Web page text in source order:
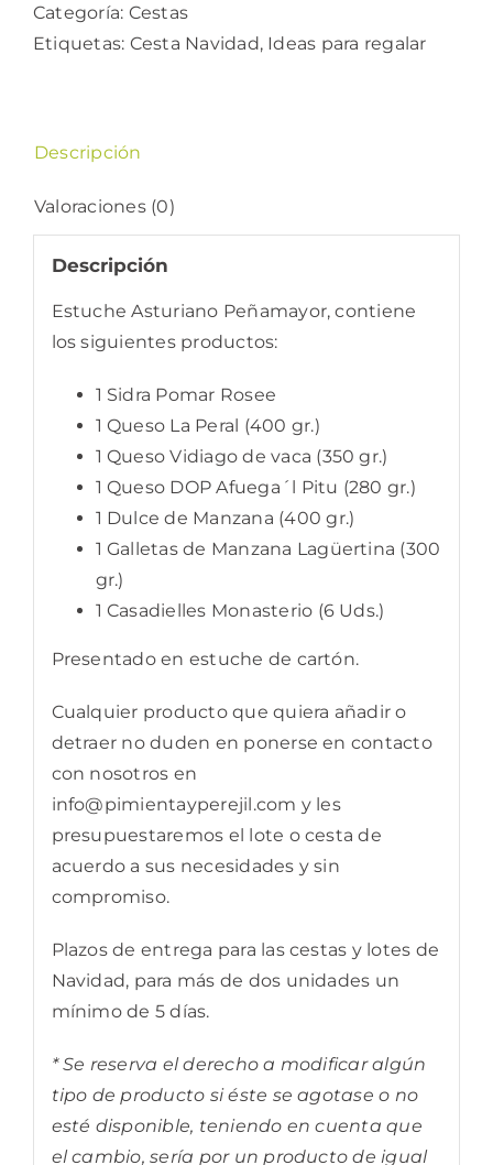
Categoría: Cestas
Etiquetas: Cesta Navidad, Ideas para regalar
Descripción
Valoraciones (0)
Descripción
Estuche Asturiano Peñamayor, contiene
los siguientes productos:
1 Sidra Pomar Rosee
1 Queso La Peral (400 gr.)
1 Queso Vidiago de vaca (350 gr.)
1 Queso DOP Afuega´l Pitu (280 gr.)
1 Dulce de Manzana (400 gr.)
1 Galletas de Manzana Lagüertina (300
gr.)
1 Casadielles Monasterio (6 Uds.)
Presentado en estuche de cartón.
Cualquier producto que quiera añadir o
detraer no duden en ponerse en contacto
con nosotros en
info@pimientayperejil.com y les
presupuestaremos el lote o cesta de
acuerdo a sus necesidades y sin
compromiso.
Plazos de entrega para las cestas y lotes de
Navidad, para más de dos unidades un
mínimo de 5 días.
* Se reserva el derecho a modificar algún
tipo de producto si éste se agotase o no
esté disponible, teniendo en cuenta que
el cambio, sería por un producto de igual